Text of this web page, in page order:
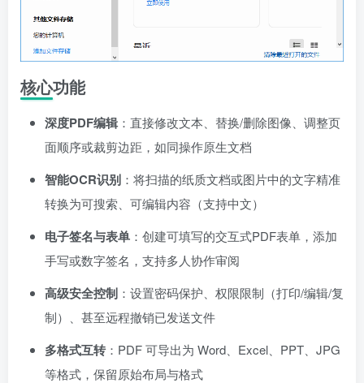
核心功能
深度PDF编辑：直接修改文本、替换/删除图像、调整页
面顺序或裁剪边距，如同操作原生文档
智能OCR识别 ：将扫描的纸质文档或图片中的文字精准
转换为可搜索、可编辑内容（支持中文）
电子签名与表单 ：创建可填写的交互式PDF表单，添加
手写或数字签名，支持多人协作审阅
高级安全控制 ：设置密码保护、权限限制（打印/编辑/复
制）、甚至远程撤销已发送文件
多格式互转：PDF 可导出为 Word、Excel、PPT、JPG
等格式，保留原始布局与格式